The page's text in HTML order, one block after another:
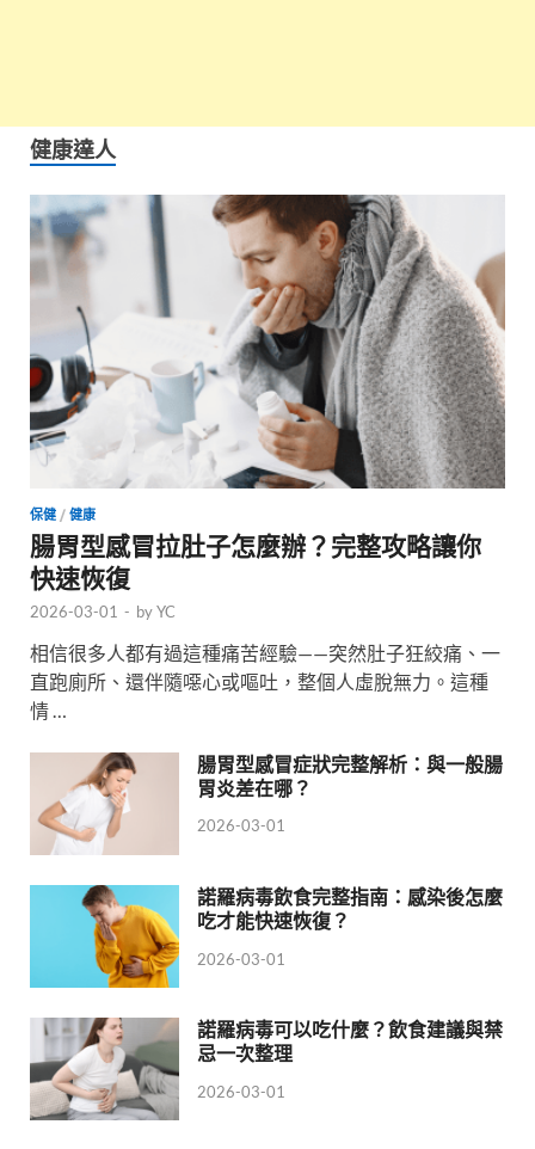
健康達人
保健 / 健康
腸胃型感冒拉肚子怎麼辦？完整攻略讓你
快速恢復
2026-03-01 - byYC
相信很多人都有過這種痛苦經驗——突然肚子狂絞痛、一
直跑廁所、還伴隨噁心或嘔吐，整個人虛脫無力。這種
情 …
腸胃型感冒症狀完整解析：與一般腸
胃炎差在哪？
2026-03-01
諾羅病毒飲食完整指南：感染後怎麼
吃才能快速恢復？
2026-03-01
諾羅病毒可以吃什麼？飲食建議與禁
忌一次整理
2026-03-01